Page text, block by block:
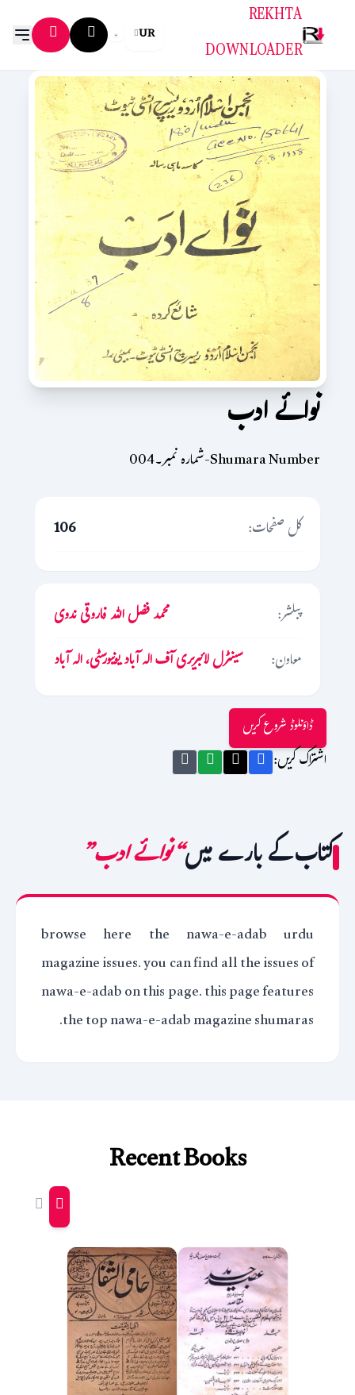
REKHTA
DOWNLOADER
UR
نوائے ادب
Shumara Number-شمارہ نمبر۔004
کل صفحات:
106
پبلشر:
محمد فضل اللہ فاروقی ندوی
معاون:
سینٹرل لائبریری آف الہ آباد یونیورسٹی، الہ آباد
ڈاؤنلوڈ شروع کریں
اشتراک کریں:
کتاب کے بارے میں“نوائے ادب”
browse here the nawa-e-adab urdu
magazine issues. you can find all the issues of
nawa-e-adab on this page. this page features
the top nawa-e-adab magazine shumaras.
Recent Books